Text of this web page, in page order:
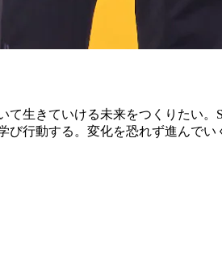
て生きていける未来をつくりたい
行動する。変化を恐れず進んで